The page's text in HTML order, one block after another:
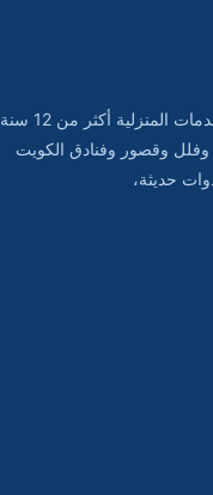
من نحن شركة المثالي للخدمات المنزلية أكثر من 12 سنة
وقصور وفنادق الكويت
حديثة،